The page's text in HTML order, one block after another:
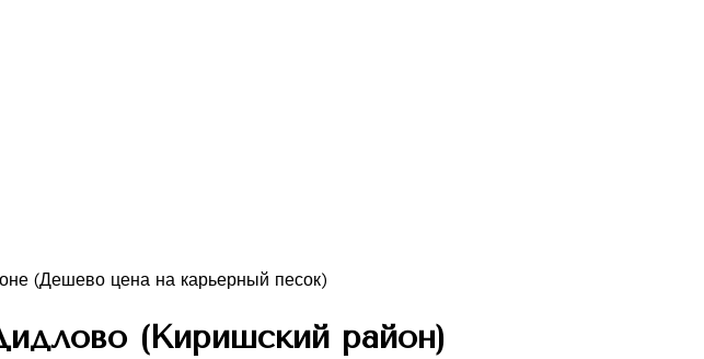
(Киришский район)